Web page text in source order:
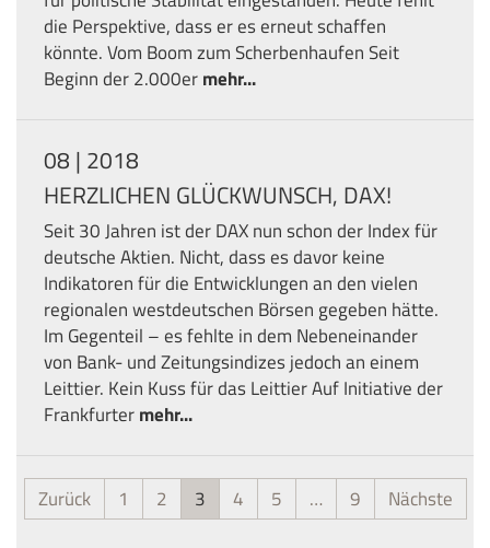
die Perspektive, dass er es erneut schaffen
könnte. Vom Boom zum Scherbenhaufen Seit
Beginn der 2.000ermehr...
08 | 2018
HERZLICHEN GLÜCKWUNSCH, DAX!
Seit 30 Jahren ist der DAX nun schon der Index für
deutsche Aktien. Nicht, dass es davor keine
Indikatoren für die Entwicklungen an den vielen
regionalen westdeutschen Börsen gegeben hätte.
Im Gegenteil – es fehlte in dem Nebeneinander
von Bank- und Zeitungsindizes jedoch an einem
Leittier. Kein Kuss für das Leittier Auf Initiative der
Frankfurtermehr...
Zurück 1 2 3 4 5 … 9 Nächste